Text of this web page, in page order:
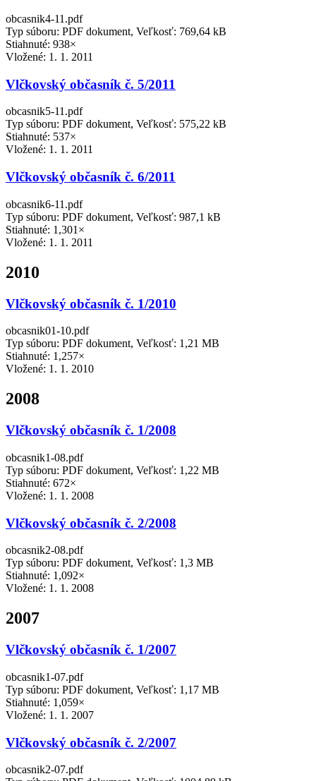
obcasnik4-11.pdf
Typ súboru: PDF dokument, Veľkosť: 769,64 kB
Stiahnuté: 938×
Vložené: 1. 1. 2011
Vlčkovský občasník č. 5/2011
obcasnik5-11.pdf
Typ súboru: PDF dokument, Veľkosť: 575,22 kB
Stiahnuté: 537×
Vložené: 1. 1. 2011
Vlčkovský občasník č. 6/2011
obcasnik6-11.pdf
Typ súboru: PDF dokument, Veľkosť: 987,1 kB
Stiahnuté: 1,301×
Vložené: 1. 1. 2011
2010
Vlčkovský občasník č. 1/2010
obcasnik01-10.pdf
Typ súboru: PDF dokument, Veľkosť: 1,21 MB
Stiahnuté: 1,257×
Vložené: 1. 1. 2010
2008
Vlčkovský občasník č. 1/2008
obcasnik1-08.pdf
Typ súboru: PDF dokument, Veľkosť: 1,22 MB
Stiahnuté: 672×
Vložené: 1. 1. 2008
Vlčkovský občasník č. 2/2008
obcasnik2-08.pdf
Typ súboru: PDF dokument, Veľkosť: 1,3 MB
Stiahnuté: 1,092×
Vložené: 1. 1. 2008
2007
Vlčkovský občasník č. 1/2007
obcasnik1-07.pdf
Typ súboru: PDF dokument, Veľkosť: 1,17 MB
Stiahnuté: 1,059×
Vložené: 1. 1. 2007
Vlčkovský občasník č. 2/2007
obcasnik2-07.pdf